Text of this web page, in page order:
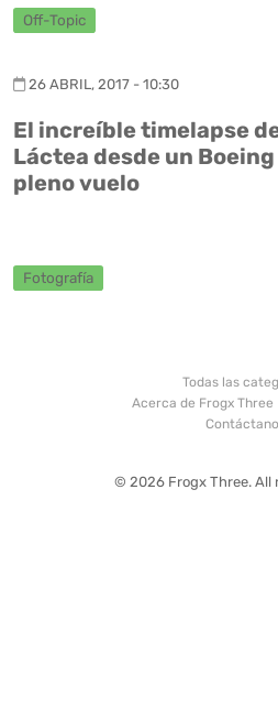
Off-Topic
26 ABRIL, 2017 - 10:30
El increíble timelapse
Láctea desde un Boeing
pleno vuelo
Fotografía
Todas las
Acerca de Frogx Three
© 2026 Frogx Three. All